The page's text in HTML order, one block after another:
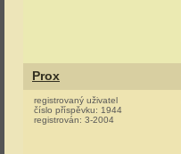
Prox
registrovaný uživatel
číslo příspěvku: 1944
registrován: 3-2004